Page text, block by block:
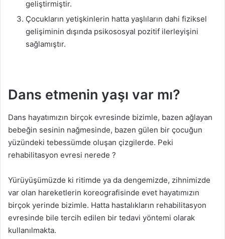
geliştirmiştir.
Çocukların yetişkinlerin hatta yaşlıların dahi fiziksel
gelişiminin dışında psikososyal pozitif ilerleyişini
sağlamıştır.
Dans etmenin yaşı var mı?
Dans hayatımızın birçok evresinde bizimle, bazen ağlayan
bebeğin sesinin nağmesinde, bazen gülen bir çocuğun
yüzündeki tebessümde oluşan çizgilerde. Peki
rehabilitasyon evresi nerede ?
Yürüyüşümüzde ki ritimde ya da dengemizde, zihnimizde
var olan hareketlerin koreografisinde evet hayatımızın
birçok yerinde bizimle. Hatta hastalıkların rehabilitasyon
evresinde bile tercih edilen bir tedavi yöntemi olarak
kullanılmakta.